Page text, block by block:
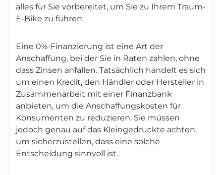
alles für Sie vorbereitet, um Sie zu Ihrem Traum-
E-Bike zu führen.
Eine 0%-Finanzierung ist eine Art der
Anschaffung, bei der Sie in Raten zahlen, ohne
dass Zinsen anfallen. Tatsächlich handelt es sich
um einen Kredit, den Händler oder Hersteller in
Zusammenarbeit mit einer Finanzbank
anbieten, um die Anschaffungskosten für
Konsumenten zu reduzieren. Sie müssen
jedoch genau auf das Kleingedruckte achten,
um sicherzustellen, dass eine solche
Entscheidung sinnvoll ist.